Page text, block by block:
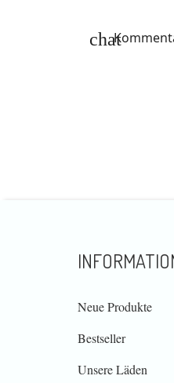
Neue Produkte
Bestseller
Unsere Läden